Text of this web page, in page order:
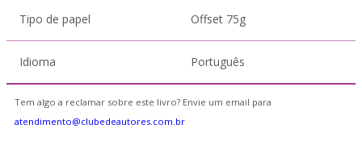
Tipo de papel Offset 75g
Idioma Português
Tem algo a reclamar sobre este livro? Envie um email para
atendimento@clubedeautores.com.br